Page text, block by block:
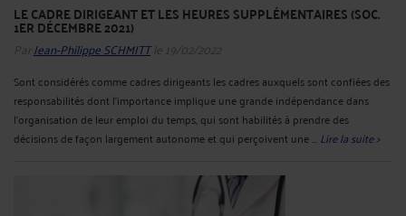
LE CADRE DIRIGEANT ET LES HEURES SUPPLÉMENTAIRES (SOC.
1ER DÉCEMBRE 2021)
Par Jean-Philippe SCHMITTle 19/02/2022
Sont considérés comme cadres dirigeants les cadres auxquels sont confiées des
responsabilités dont l'importance implique une grande indépendance dans
l'organisation de leur emploi du temps, qui sont habilités à prendre des
décisions de façon largement autonome et qui perçoivent une ... Lire la suite >